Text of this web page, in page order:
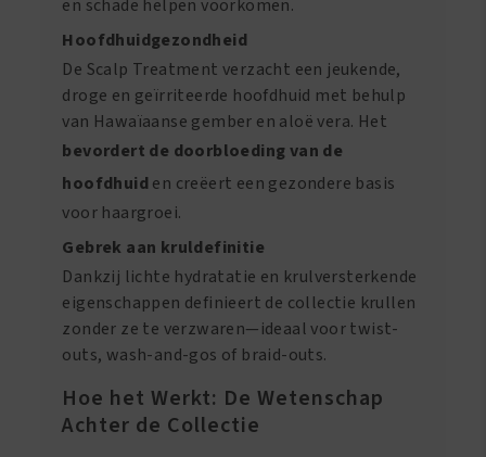
en schade helpen voorkomen.
Hoofdhuidgezondheid
De Scalp Treatment verzacht een jeukende,
droge en geïrriteerde hoofdhuid met behulp
van Hawaïaanse gember en aloë vera. Het
bevordert de doorbloeding van de
hoofdhuid en creëert een gezondere basis
voor haargroei.
Gebrek aan kruldefinitie
Dankzij lichte hydratatie en krulversterkende
eigenschappen definieert de collectie krullen
zonder ze te verzwaren—ideaal voor twist-
outs, wash-and-gos of braid-outs.
Hoe het Werkt: De Wetenschap
Achter de Collectie